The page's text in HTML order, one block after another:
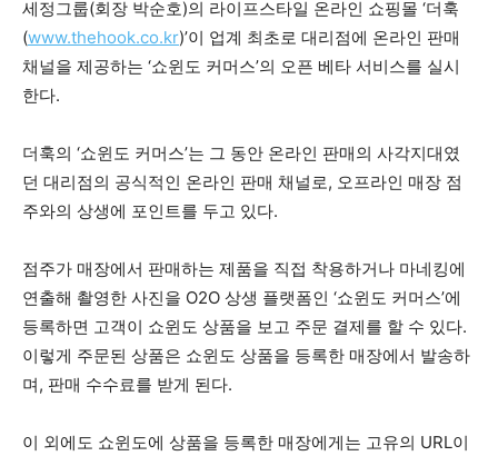
세정그룹(회장 박순호)의 라이프스타일 온라인 쇼핑몰 ‘더훅
(www.thehook.co.kr)’이 업계 최초로 대리점에 온라인 판매
채널을 제공하는 ‘쇼윈도 커머스’의 오픈 베타 서비스를 실시
한다.
더훅의 ‘쇼윈도 커머스’는 그 동안 온라인 판매의 사각지대였
던 대리점의 공식적인 온라인 판매 채널로, 오프라인 매장 점
주와의 상생에 포인트를 두고 있다.
점주가 매장에서 판매하는 제품을 직접 착용하거나 마네킹에
연출해 촬영한 사진을 O2O 상생 플랫폼인 ‘쇼윈도 커머스’에
등록하면 고객이 쇼윈도 상품을 보고 주문 결제를 할 수 있다.
이렇게 주문된 상품은 쇼윈도 상품을 등록한 매장에서 발송하
며, 판매 수수료를 받게 된다.
이 외에도 쇼윈도에 상품을 등록한 매장에게는 고유의 URL이